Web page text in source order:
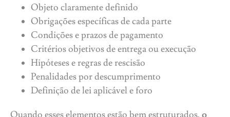
Objeto claramente definido
Obrigações específicas de cada parte
Condições e prazos de pagamento
Critérios objetivos de entrega ou execução
Hipóteses e regras de rescisão
Penalidades por descumprimento
Definição de lei aplicável e foro